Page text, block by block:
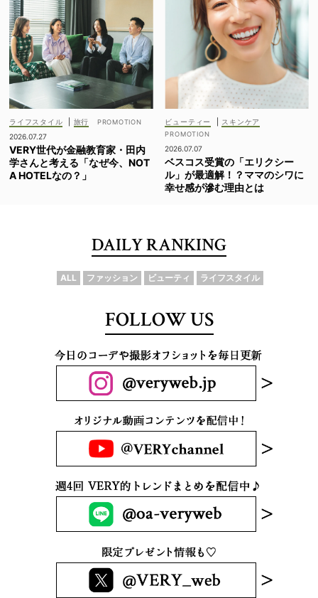
ライフスタイル
旅行
2026.07.27
VERY世代が金融教育家・田内
学さんと考える「なぜ今、NOT
A HOTELなの？」
ビューティー スキンケア
2026.07.07
ベスコス受賞の「エリクシー
ル」が最適解！？ママのシワに
幸せ感が滲む理由とは
DAILY RANKING
ALL ファッション ビューティ ライフスタイル
FOLLOW US